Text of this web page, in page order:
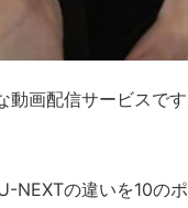
画配信サービスで
NEXTの違いを10の